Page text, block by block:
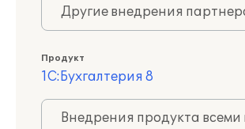
Другие внедрения
Продукт
1С:Бухгалтерия 8
Внедрения продукта